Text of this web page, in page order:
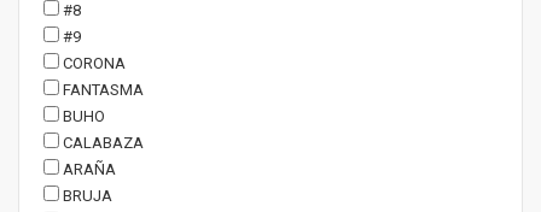
#8
#9
CORONA
FANTASMA
BUHO
CALABAZA
ARAÑA
BRUJA